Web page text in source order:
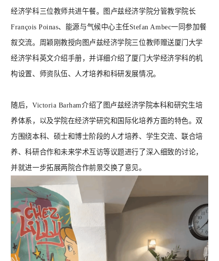
经济学科三位教师共进午餐。图卢兹经济学院分管教学院长
François Poinas、能源与气候中心主任Stefan Ambec一同参加餐
叙交流。周颖刚教授向图卢兹经济学院三位教师赠送厦门大学
经济学科英文介绍手册，并详细介绍了厦门大学经济学科的机
构设置、师资队伍、人才培养和科研发展情况。
随后，Victoria Barham介绍了图卢兹经济学院本科和研究生培
养体系，以及学院在经济学研究和国际化培养方面的特色。双
方围绕本科、硕士和博士阶段的人才培养、学生交流、联合培
养、科研合作和未来学术互访等议题进行了深入细致的讨论，
并就进一步拓展两院合作前景交换了意见。